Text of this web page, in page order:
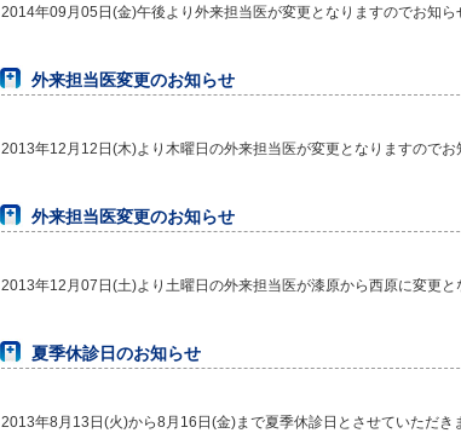
2014年09月05日(金)午後より外来担当医が変更となりますのでお知ら
外来担当医変更のお知らせ
2013年12月12日(木)より木曜日の外来担当医が変更となりますのでお
外来担当医変更のお知らせ
2013年12月07日(土)より土曜日の外来担当医が漆原から西原に変更と
夏季休診日のお知らせ
2013年8月13日(火)から8月16日(金)まで夏季休診日とさせていただき